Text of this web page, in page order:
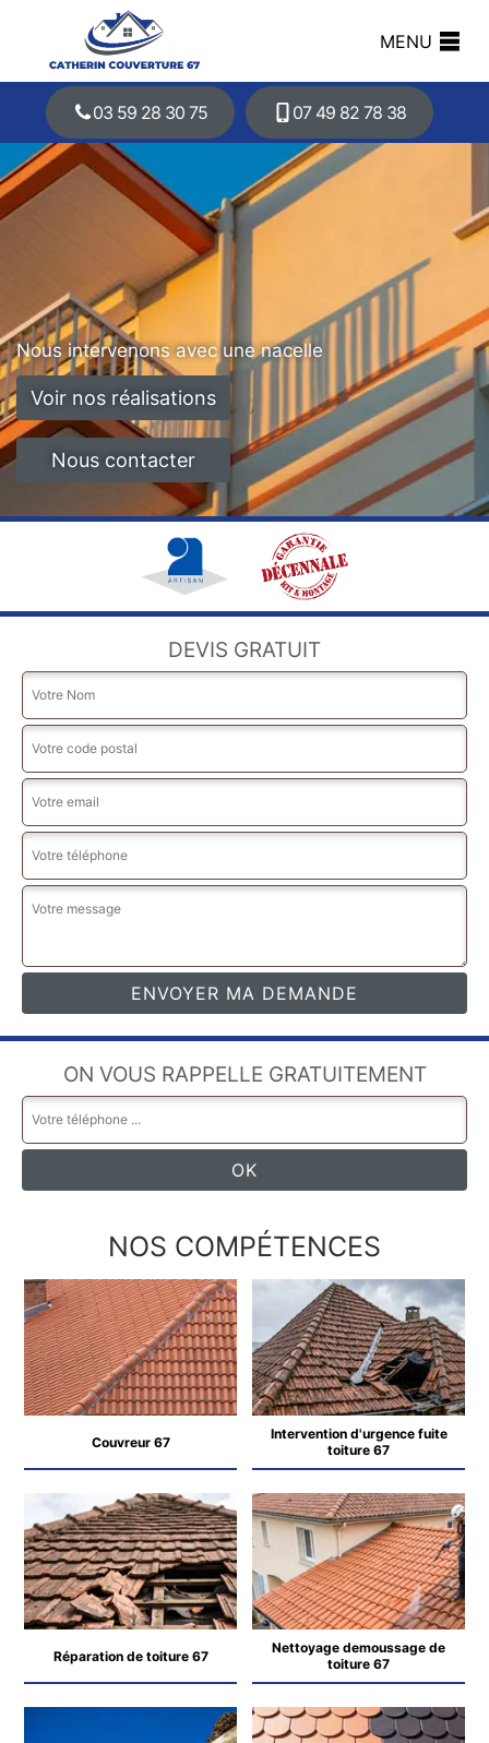
MENU
03 59 28 30 75 07 49 82 78 38
Nous intervenons avec une nacelle
Voir nos réalisations
Nous contacter
DEVIS GRATUIT
ON VOUS RAPPELLE GRATUITEMENT
NOS COMPÉTENCES
Couvreur 67
Intervention d'urgence fuite
toiture 67
Réparation de toiture 67
Nettoyage demoussage de
toiture 67